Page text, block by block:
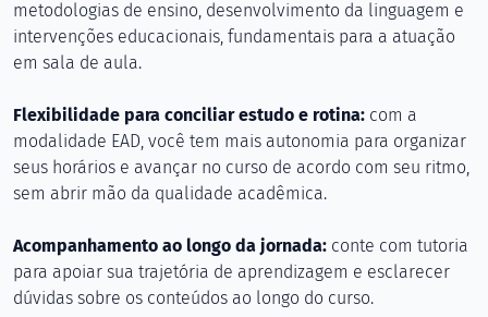
metodologias de ensino, desenvolvimento da linguagem e
intervenções educacionais, fundamentais para a atuação
em sala de aula.
Flexibilidade para conciliar estudo e rotina: com a
modalidade EAD, você tem mais autonomia para organizar
seus horários e avançar no curso de acordo com seu ritmo,
sem abrir mão da qualidade acadêmica.
Acompanhamento ao longo da jornada: conte com tutoria
para apoiar sua trajetória de aprendizagem e esclarecer
dúvidas sobre os conteúdos ao longo do curso.